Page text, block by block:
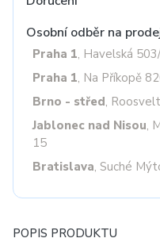
Osobní odběr na
Praha 1, Havelská
Praha 1, Na Příkopě
Brno - střed,
Jablonec nad Nisou,
15
Bratislava, Suché
POPIS PRODUKTU